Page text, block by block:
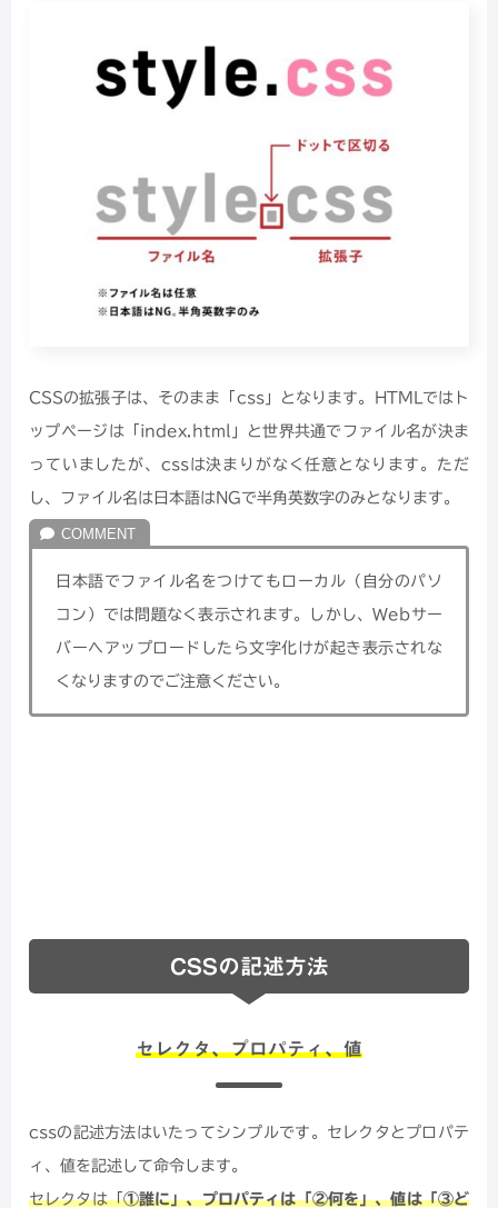
CSSの拡張子は、そのまま「css」となります。HTMLではト
ップページは「index.html」と世界共通でファイル名が決ま
っていましたが、cssは決まりがなく任意となります。ただ
し、ファイル名は日本語はNGで半角英数字のみとなります。
日本語でファイル名をつけてもローカル（自分のパソ
コン）では問題なく表示されます。しかし、Webサー
バーへアップロードしたら文字化けが起き表示されな
くなりますのでご注意ください。
CSSの記述方法
セレクタ、プロパティ、値
cssの記述方法はいたってシンプルです。セレクタとプロパテ
ィ、値を記述して命令します。
セレクタは「①誰に」、プロパティは「②何を」、値は「③ど